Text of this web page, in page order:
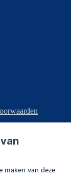
maken van deze